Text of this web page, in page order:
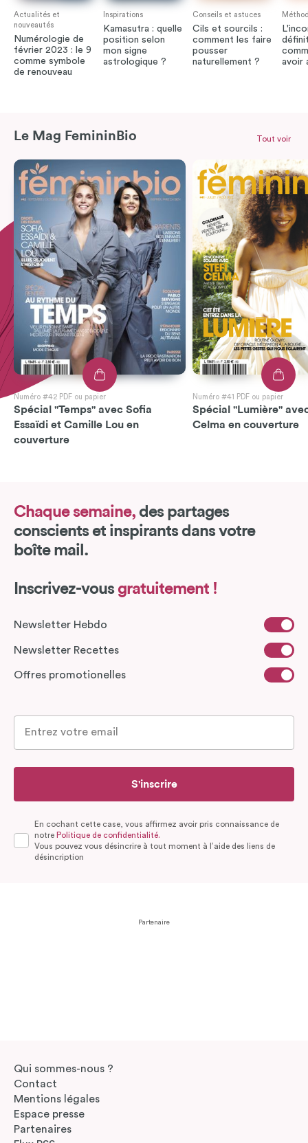
Actualités et
nouveautés
Numérologie de
février 2023 : le 9
comme symbole
de renouveau
Inspirations
Kamasutra : quelle
position selon
mon signe
astrologique ?
Conseils et astuces
Cils et sourcils :
comment les faire
pousser
naturellement ?
avoir
Le Mag FemininBio
Numéro #42 PDF ou papier
Spécial "Temps" avec Sofia
Essaïdi et Camille Lou en
couverture
Numéro #41 PDF ou papier
Spécial "Lumière"
Celma en couverture
Tout voir
Chaque semaine, des partages
conscients et inspirants dans votre
boîte mail.
Inscrivez-vous gratuitement !
Newsletter Hebdo
Newsletter Recettes
Offres promotionelles
S'inscrire
En cochant cette case, vous affirmez avoir pris connaissance de
notre Politique de confidentialité.
Vous pouvez vous désincrire à tout moment à l’aide des liens de
désincription
Partenaire
Qui sommes-nous ?
Contact
Mentions légales
Espace presse
Partenaires